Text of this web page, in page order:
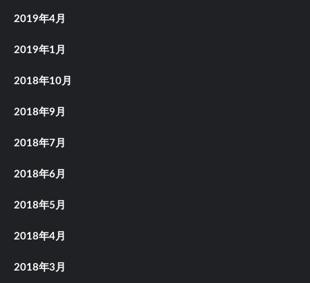
2019年4月
2019年1月
2018年10月
2018年9月
2018年7月
2018年6月
2018年5月
2018年4月
2018年3月